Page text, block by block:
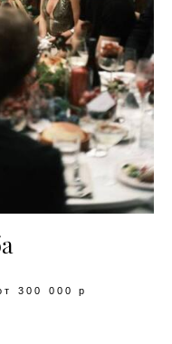
300 000 р